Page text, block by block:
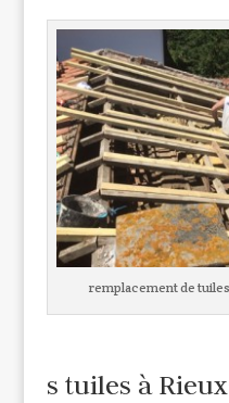
remplacement de
s tuiles à